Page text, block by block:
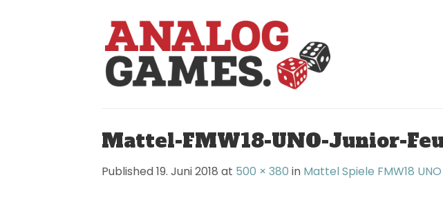
Mattel-FMW18-UNO-Junior-
Published19. Juni 2018 at 500 × 380 in Mattel Spiele FMW18